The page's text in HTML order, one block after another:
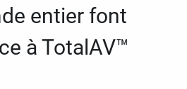
entier font
à TotalAV™